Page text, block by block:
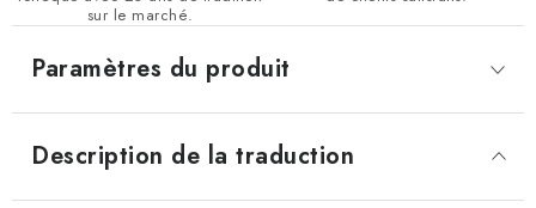
sur le marché.
Description de la traduction
Paramètres du produit